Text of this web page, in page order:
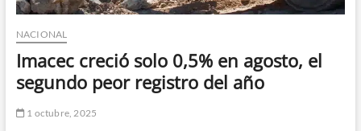
NACIONAL
Imacec creció solo 0,5% en agosto, el
segundo peor registro del año
1 octubre, 2025